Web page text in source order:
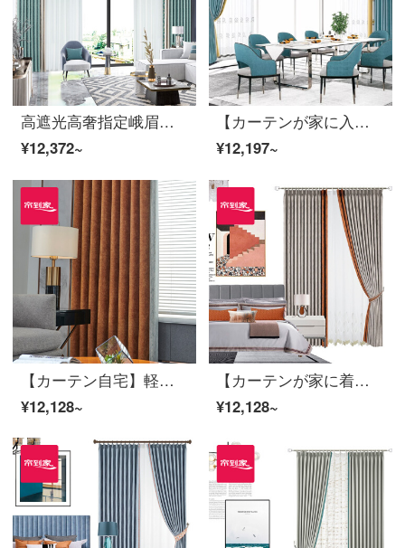
高遮光高奢指定峨眉レース現代布のカーテン花を飾る黒い糸リビングルームの完成品のカーテンLDC 20 SSC-78 Sフック/カーテンヘッドを含まない(高さ2.6 m以内は変更可能)XLのカーテンセット/ダブルオープン(適用窓の幅は4.1-1.4 m)
¥12,372~
【カーテンが家に入る】百掛022打孔/カーテンなし（高さ2.6メートル以内で改変可能）XXXXのカーテンセット/ダブルオープン（適用窓幅3.5-4.1メートル）
¥12,197~
【カーテン自宅】軽豪華カーテン製品のジャカード現代高遮光定型ポリエステルのテーピングカスタムオレンジサイダーのすだれLDC 20 SSC-73ノック/カーテンなし（高さ2.6メートル以内で変更可能）XLのすだれセット/ダブルオープン（適用窓幅3.5-4.1メートル）
¥12,128~
【カーテンが家に着く】高遮光製品のカーテンが軽い純色のジャカード新商品のカーテンをつなぎ合わせて、高精密リビングルームで床窓LDC 20 SSB-1201ホールをカスタマイズします。
¥12,128~